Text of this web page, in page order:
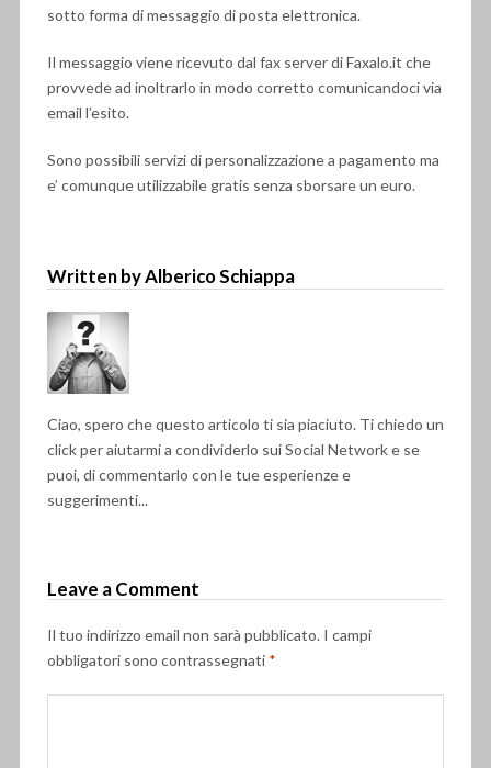
sotto forma di messaggio di posta elettronica.
Il messaggio viene ricevuto dal fax server di Faxalo.it che
provvede ad inoltrarlo in modo corretto comunicandoci via
email l’esito.
Sono possibili servizi di personalizzazione a pagamento ma
e’ comunque utilizzabile gratis senza sborsare un euro.
Written by Alberico Schiappa
Ciao, spero che questo articolo ti sia piaciuto. Ti chiedo un
click per aiutarmi a condividerlo sui Social Network e se
puoi, di commentarlo con le tue esperienze e
suggerimenti...
Leave a Comment
Il tuo indirizzo email non sarà pubblicato. I campi
obbligatori sono contrassegnati *